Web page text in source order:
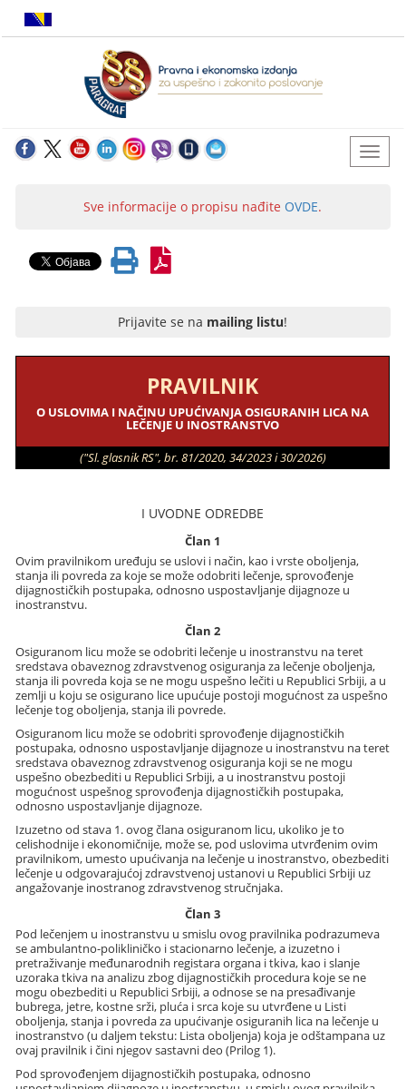
Sve informacije o propisu nađite OVDE.
Prijavite se na mailing listu!
PRAVILNIK
O USLOVIMA I NAČINU UPUĆIVANJA OSIGURANIH LICA NA
LEČENJE U INOSTRANSTVO
("Sl. glasnik RS", br. 81/2020, 34/2023 i 30/2026)
I UVODNE ODREDBE
Član 1
Ovim pravilnikom uređuju se uslovi i način, kao i vrste oboljenja,
stanja ili povreda za koje se može odobriti lečenje, sprovođenje
dijagnostičkih postupaka, odnosno uspostavljanje dijagnoze u
inostranstvu.
Član 2
Osiguranom licu može se odobriti lečenje u inostranstvu na teret
sredstava obaveznog zdravstvenog osiguranja za lečenje oboljenja,
stanja ili povreda koja se ne mogu uspešno lečiti u Republici Srbiji, a u
zemlji u koju se osigurano lice upućuje postoji mogućnost za uspešno
lečenje tog oboljenja, stanja ili povrede.
Osiguranom licu može se odobriti sprovođenje dijagnostičkih
postupaka, odnosno uspostavljanje dijagnoze u inostranstvu na teret
sredstava obaveznog zdravstvenog osiguranja koji se ne mogu
uspešno obezbediti u Republici Srbiji, a u inostranstvu postoji
mogućnost uspešnog sprovođenja dijagnostičkih postupaka,
odnosno uspostavljanje dijagnoze.
Izuzetno od stava 1. ovog člana osiguranom licu, ukoliko je to
celishodnije i ekonomičnije, može se, pod uslovima utvrđenim ovim
pravilnikom, umesto upućivanja na lečenje u inostranstvo, obezbediti
lečenje u odgovarajućoj zdravstvenoj ustanovi u Republici Srbiji uz
angažovanje inostranog zdravstvenog stručnjaka.
Član 3
Pod lečenjem u inostranstvu u smislu ovog pravilnika podrazumeva
se ambulantno-polikliničko i stacionarno lečenje, a izuzetno i
pretraživanje međunarodnih registara organa i tkiva, kao i slanje
uzoraka tkiva na analizu zbog dijagnostičkih procedura koje se ne
mogu obezbediti u Republici Srbiji, a odnose se na presađivanje
bubrega, jetre, kostne srži, pluća i srca koje su utvrđene u Listi
oboljenja, stanja i povreda za upućivanje osiguranih lica na lečenje u
inostranstvo (u daljem tekstu: Lista oboljenja) koja je odštampana uz
ovaj pravilnik i čini njegov sastavni deo (Prilog 1).
Pod sprovođenjem dijagnostičkih postupaka, odnosno